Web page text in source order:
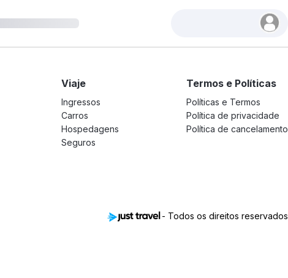
Viaje
Ingressos
Carros
Hospedagens
Seguros
Termos e Políticas
Políticas e Termos
Política de privacidade
Política de cancelamento
- Todos os direitos reservados